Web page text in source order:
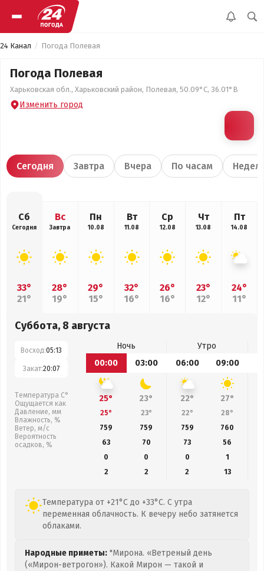
24 Канал Погода Полевая
Погода Полевая
Харьковская обл., Харьковский район, Полевая, 50.09°С, 36.01°В
Изменить город
Сегодня Завтра Вчера По часам
Сб
Сегодня
33°
21°
Вс
Завтра
28°
19°
Пн
10.08
29°
15°
Вт
11.08
32°
16°
Ср
12.08
26°
16°
Чт
13.08
23°
12°
Пт
14.08
24°
11°
Суббота, 8 августа
Восход:05:13
Закат:20:07
Температура С°
Ощущается как
Давление, мм
Влажность, %
Ветер, м/с
Вероятность
осадков, %
Ночь
Утро
00:00
03:00 06:00 09:00
25° 23° 22° 27°
25° 23° 22° 28°
759
759 759 760
63
70 73 56
0
0 0
1
2
2 2 13
Температура от +21°C до +33°C. С утра
переменная облачность. К вечеру небо затянется
облаками.
Народные приметы: "Мирона. «Ветреный день
(«Мирон-ветрогон»). Какой Мирон — такой и